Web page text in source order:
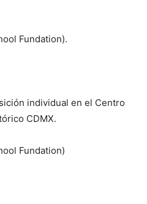
Fundation).
individual en el Centro
CDMX.
Fundation)